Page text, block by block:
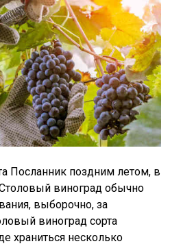
Посланник поздним летом, в
виноград обычно
выборочно, за
виноград сорта
храниться несколько